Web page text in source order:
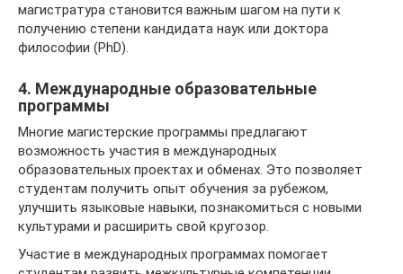
магистратура становится важным шагом на пути к
получению степени кандидата наук или доктора
философии (PhD).
4. Международные образовательные
программы
Многие магистерские программы предлагают
возможность участия в международных
образовательных проектах и обменах. Это позволяет
студентам получить опыт обучения за рубежом,
улучшить языковые навыки, познакомиться с новыми
культурами и расширить свой кругозор.
Участие в международных программах помогает